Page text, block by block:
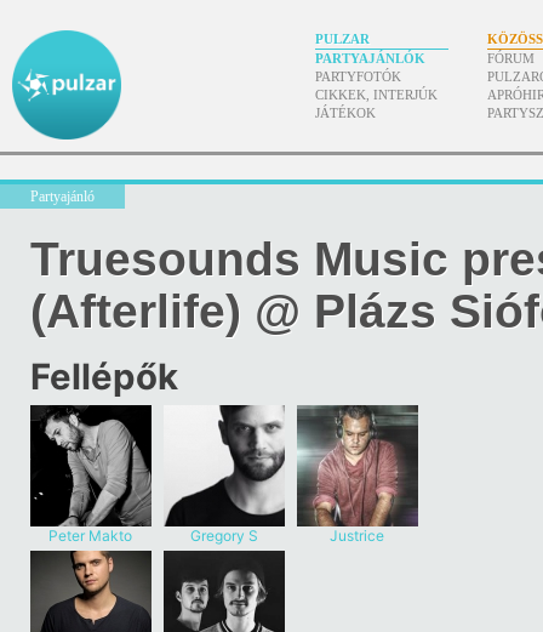
PULZAR
PARTYAJÁNLÓK
PARTYFOTÓK
CIKKEK, INTERJÚK
JÁTÉKOK
FÓRUM
Partyajánló
Truesounds Music
(Afterlife) @ Plázs
Fellépők
Peter Makto Gregory S Justrice